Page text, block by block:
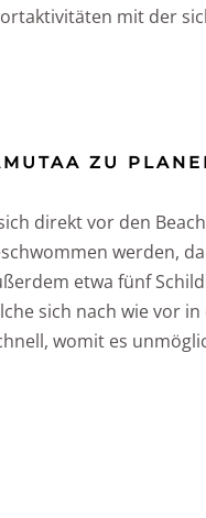
mit der
ZU
direkt vor den
werden,
etwa fünf
sich nach wie vor
womit es